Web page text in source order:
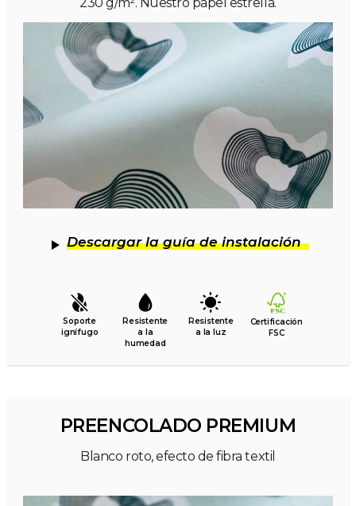
230 g/m². Nuestro papel estrella.
Descargar la guía de instalación
Soporte
ignífugo
Resistente
a la
humedad
Resistente
a la luz
Certificación
FSC
PREENCOLADO PREMIUM
Blanco roto, efecto de fibra textil